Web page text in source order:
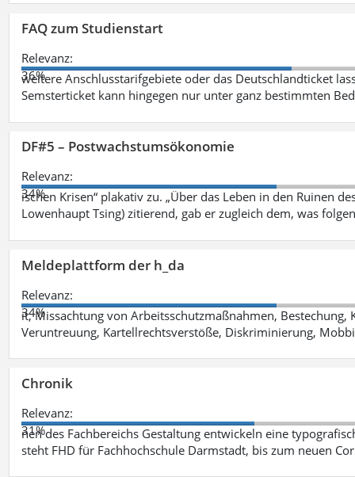
FAQ zum Studienstart
Relevanz:
36%
weitere Anschlusstarifgebiete oder das Deutschlandticket
Semsterticket kann hingegen nur unter ganz bestimmten
DF#5 – Postwachstumsökonomie
Relevanz:
34%
ischen Krisen“ plakativ zu. „Über das Leben in den Ruinen
Lowenhaupt Tsing) zitierend, gab er zugleich dem, was
Meldeplattform der h_da
Relevanz:
34%
it, Missachtung von Arbeitsschutzmaßnahmen,
Veruntreuung, Kartellrechtsverstöße, Diskriminierung,
Chronik
Relevanz:
31%
nen des Fachbereichs Gestaltung entwickeln eine
steht FHD für Fachhochschule Darmstadt, bis zum neuen